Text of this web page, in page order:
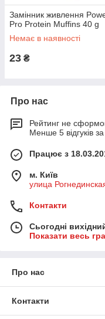
Замінник живлення
Pro Protein Muffins 40 g
Немає в наявності
23 ₴
Про нас
Рейтинг не
Менше 5 відгуків за
Працює з
м. Київ
улица
Контакти
Сьогодні
Показати весь
Про нас
Контакти